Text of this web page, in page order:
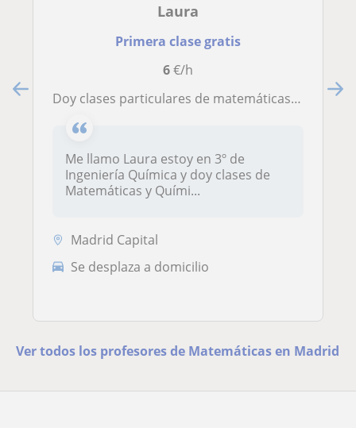
Laura
Primera clase gratis
6€/h
doy clases particulares de matemáticas y química de ESO y BACHILLERATO
Me llamo Laura estoy en 3º de
Ingeniería Química y doy clases de
Matemáticas y Quími...
Madrid Capital
Se desplaza a domicilio
Ver todos los profesores de Matemáticas en Madrid